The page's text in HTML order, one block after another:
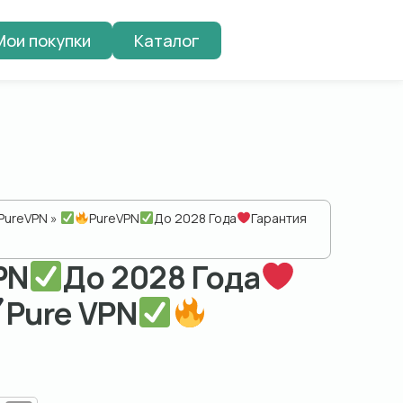
покупки Каталог
» PureVPN До 2028 Года Гарантия
До 2028 Года
Pure VPN